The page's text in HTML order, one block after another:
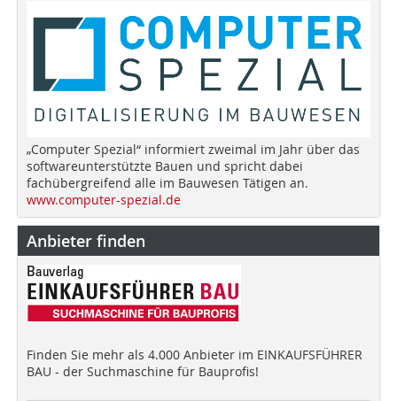
„Computer Spezial“ informiert zweimal im Jahr über das
softwareunterstützte Bauen und spricht dabei
fachübergreifend alle im Bauwesen Tätigen an.
www.computer-spezial.de
Anbieter finden
Finden Sie mehr als 4.000 Anbieter im EINKAUFSFÜHRER
BAU - der Suchmaschine für Bauprofis!